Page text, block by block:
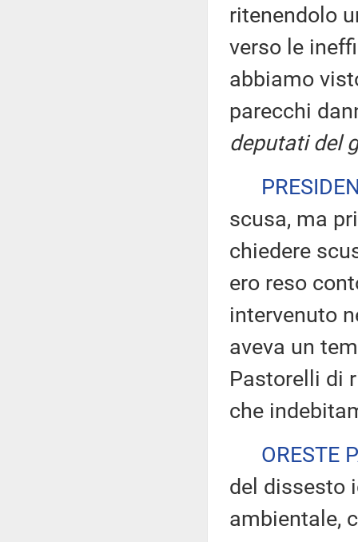
ritenendolo
verso le
abbiamo
parecchi
deputati del
scusa, ma
chiedere
ero reso
intervenuto
aveva un
Pastorelli di
che
ORESTE
del dissesto
ambientale,